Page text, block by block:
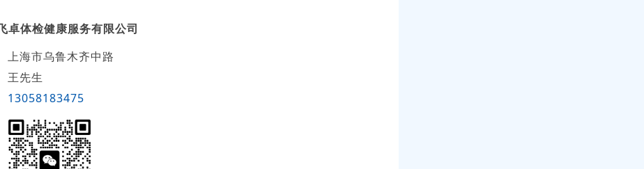
卓体检健康服务有限公司
上海市乌鲁木齐中路
王先生
13058183475